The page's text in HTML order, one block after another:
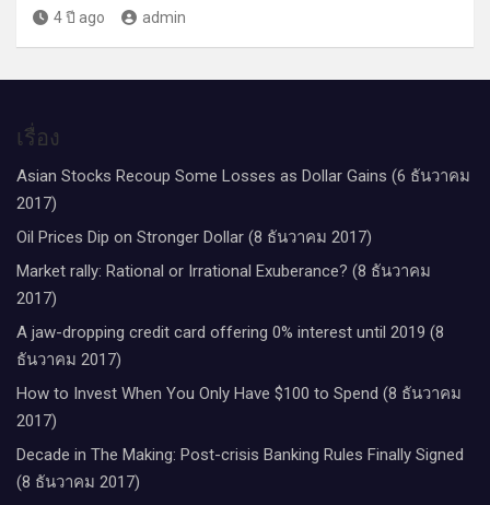
4 ปี ago admin
เรื่อง
Asian Stocks Recoup Some Losses as Dollar Gains (6 ธันวาคม
2017)
Oil Prices Dip on Stronger Dollar (8 ธันวาคม 2017)
Market rally: Rational or Irrational Exuberance? (8 ธันวาคม
2017)
A jaw-dropping credit card offering 0% interest until 2019 (8
ธันวาคม 2017)
How to Invest When You Only Have $100 to Spend (8 ธันวาคม
2017)
Decade in The Making: Post-crisis Banking Rules Finally Signed
(8 ธันวาคม 2017)